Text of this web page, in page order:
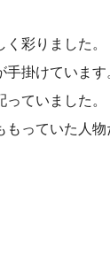
彩りました。
掛けています。
ていました。
っていた人物